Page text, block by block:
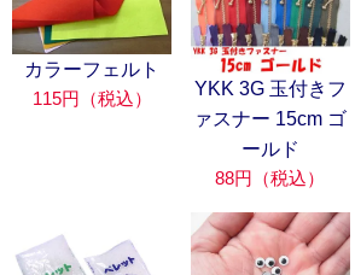
カラーフェルト
115円（税込）
YKK 3G 玉付きフ
ァスナー 15cm ゴ
ールド
88円（税込）